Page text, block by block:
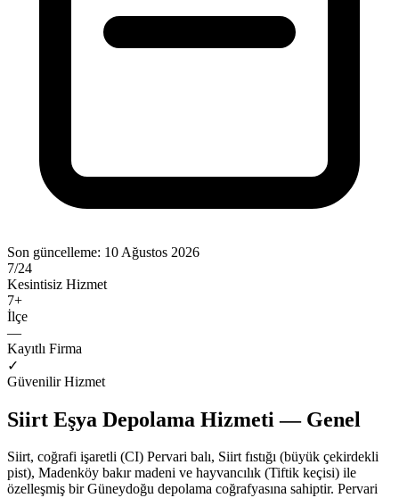
Son güncelleme: 10 Ağustos 2026
7/24
Kesintisiz Hizmet
7+
İlçe
—
Kayıtlı Firma
✓
Güvenilir Hizmet
Siirt Eşya Depolama Hizmeti — Genel
Siirt, coğrafi işaretli (CI) Pervari balı, Siirt fıstığı (büyük çekirdekli
pist), Madenköy bakır madeni ve hayvancılık (Tiftik keçisi) ile
özelleşmiş bir Güneydoğu depolama coğrafyasına sahiptir. Pervari